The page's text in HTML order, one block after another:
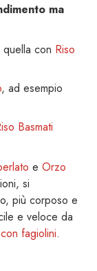
ma
quella con Riso
, ad esempio
Basmati
e Orzo
si
più corposo e
e veloce da
fagiolini.